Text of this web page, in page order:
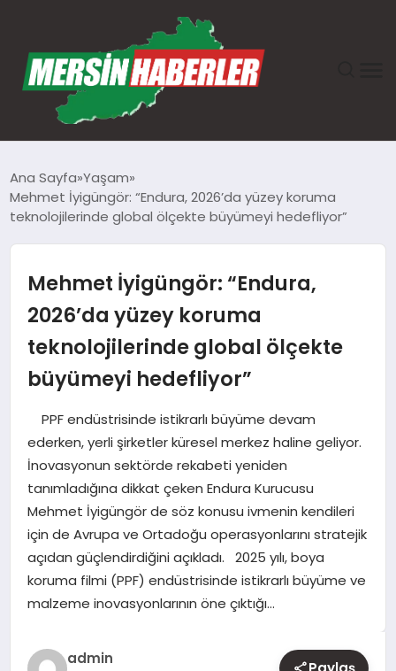
GÜNDEM
TEKNOLOJI
SPOR
YAŞAM
EĞITIM
Ana Sayfa Yaşam
Mehmet İyigüngör: “Endura, 2026’da yüzey koruma
teknolojilerinde global ölçekte büyümeyi hedefliyor”
Mehmet İyigüngör: “Endura,
2026’da yüzey koruma
teknolojilerinde global ölçekte
büyümeyi hedefliyor”
PPF endüstrisinde istikrarlı büyüme devam
ederken, yerli şirketler küresel merkez haline geliyor.
İnovasyonun sektörde rekabeti yeniden
tanımladığına dikkat çeken Endura Kurucusu
Mehmet İyigüngör de söz konusu ivmenin kendileri
için de Avrupa ve Ortadoğu operasyonlarını stratejik
açıdan güçlendirdiğini açıkladı. 2025 yılı, boya
koruma filmi (PPF) endüstrisinde istikrarlı büyüme ve
malzeme inovasyonlarının öne çıktığı…
admin